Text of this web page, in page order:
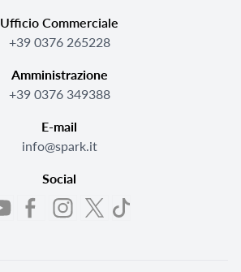
Ufficio Commerciale
+39 0376 265228
Amministrazione
+39 0376 349388
E-mail
info@spark.it
Social